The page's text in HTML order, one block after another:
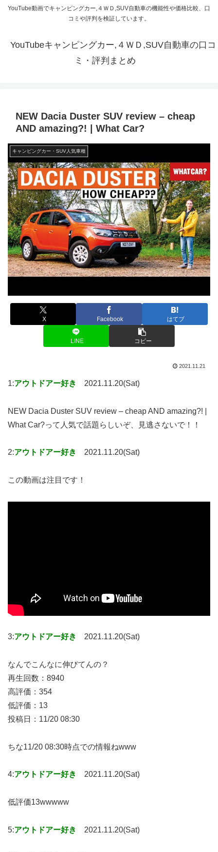
YouTube動画でキャンピングカー,４ＷＤ,SUV自動車の機能性や価格比較、口
コミや評判を検証しています。
YouTubeキャンピングカー,４ＷＤ,SUV自動車の口コ
ミ・評判まとめ
NEW Dacia Duster SUV review – cheap
AND amazing?! | What Car?
キャンピングカー・SUV人気車種
X Facebook はてブ
LINE コピー
2021.11.21
1:アウトドアー好き 2021.11.20(Sat)
NEW Dacia Duster SUV review – cheap AND amazing?! |
What Car?って人気で話題らしいぞ、見逃さないで！！
2:アウトドアー好き 2021.11.20(Sat)
この動画は注目です！
3:アウトドアー好き 2021.11.20(Sat)
なんでこんなに伸びてんの？
再生回数：8940
高評価：354
低評価：13
投稿日：11/20 08:30
ちな11/20 08:30時点での情報ねwww
4:アウトドアー好き 2021.11.20(Sat)
低評価13wwwww
5:アウトドアー好き 2021.11.20(Sat)